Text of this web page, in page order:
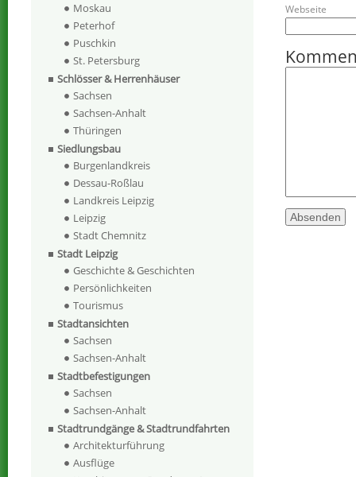
Webseite
Moskau
Peterhof
Puschkin
St. Petersburg
Schlösser & Herrenhäuser
Sachsen
Sachsen-Anhalt
Thüringen
Siedlungsbau
Burgenlandkreis
Dessau-Roßlau
Landkreis Leipzig
Leipzig
Stadt Chemnitz
Stadt Leipzig
Geschichte & Geschichten
Persönlichkeiten
Tourismus
Stadtansichten
Sachsen
Sachsen-Anhalt
Stadtbefestigungen
Sachsen
Sachsen-Anhalt
Stadtrundgänge & Stadtrundfahrten
Architekturführung
Ausflüge